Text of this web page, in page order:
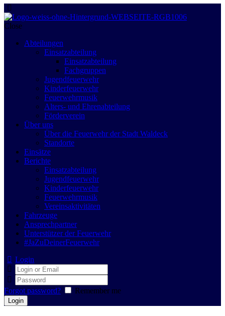
Close
Abteilungen
Einsatzabteilung
Einsatzabteilung
Fachgruppen
Jugendfeuerwehr
Kinderfeuerwehr
Feuerwehrmusik
Alters- und Ehrenabteilung
Förderverein
Über uns
Über die Feuerwehr der Stadt Waldeck
Standorte
Einsätze
Berichte
Einsatzabteilung
Jugendfeuerwehr
Kinderfeuerwehr
Feuerwehrmusik
Vereinsaktivitäten
Fahrzeuge
Ansprechpartner
Unterstützer der Feuerwehr
#JaZuDeinerFeuerwehr
Login
Forgot password? Remember me